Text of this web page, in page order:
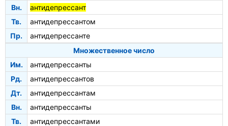
Вн.
антидепрессант
Тв.
антидепрессантом
Пр.
антидепрессанте
Множественное число
Им.
антидепрессанты
Рд.
антидепрессантов
Дт.
антидепрессантам
Вн.
антидепрессанты
Тв.
антидепрессантами